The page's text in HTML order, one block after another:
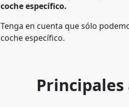
coche específico.
Tenga en cuenta que sólo
coche específico.